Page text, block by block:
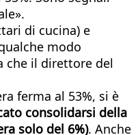
di cucina) e
modo
che il direttore del
ferma al 53%, si è
consolidarsi della
solo del 6%). Anche